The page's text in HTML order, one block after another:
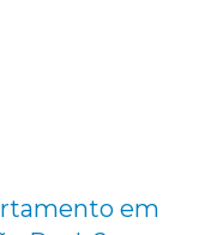
em